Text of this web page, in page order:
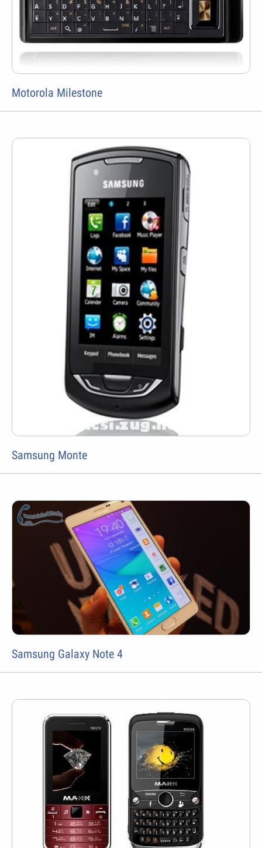
Motorola Milestone
Samsung Monte
Samsung Galaxy Note 4